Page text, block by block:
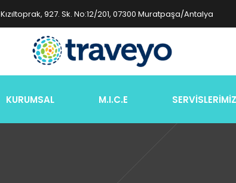
Kızıltoprak, 927. Sk. No:12/201, 07300 Muratpaşa/Antalya
KURUMSAL M.I.C.E SERVİSLERİMİZ